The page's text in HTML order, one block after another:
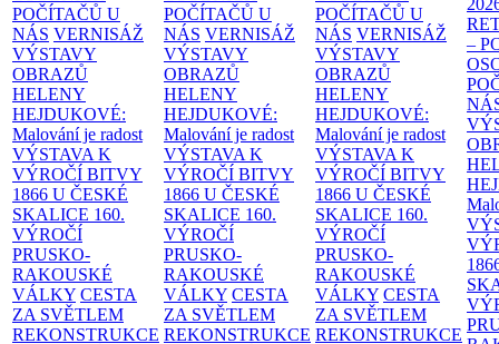
POČÍTAČŮ U
NÁS VERNISÁŽ
VÝSTAVY
OBRAZŮ
HELENY
HEJDUKOVÉ:
Malování je radost
VÝSTAVA K
VÝROČÍ BITVY
1866 U ČESKÉ
SKALICE 160.
VÝROČÍ
PRUSKO-
RAKOUSKÉ
VÁLKY CESTA
ZA SVĚTLEM
REKONSTRUKCE
POČÍTAČŮ U
NÁS VERNISÁŽ
VÝSTAVY
OBRAZŮ
HELENY
HEJDUKOVÉ:
Malování je radost
VÝSTAVA K
VÝROČÍ BITVY
1866 U ČESKÉ
SKALICE 160.
VÝROČÍ
PRUSKO-
RAKOUSKÉ
VÁLKY CESTA
ZA SVĚTLEM
REKONSTRUKCE
POČÍTAČŮ U
NÁS VERNISÁŽ
VÝSTAVY
OBRAZŮ
HELENY
HEJDUKOVÉ:
Malování je radost
VÝSTAVA K
VÝROČÍ BITVY
1866 U ČESKÉ
SKALICE 160.
VÝROČÍ
PRUSKO-
RAKOUSKÉ
VÁLKY CESTA
ZA SVĚTLEM
REKONSTRUKCE
–